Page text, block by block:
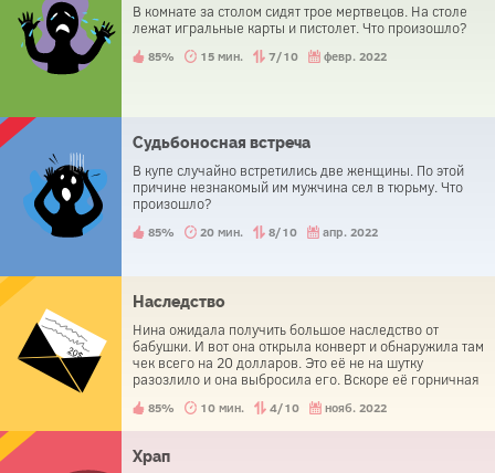
В комнате за столом сидят трое мертвецов. На столе
лежат игральные карты и пистолет. Что произошло?
85% 15 мин. 7/10 февр. 2022
Судьбоносная встреча
В купе случайно встретились две женщины. По этой
причине незнакомый им мужчина сел в тюрьму. Что
произошло?
85% 20 мин. 8/10 апр. 2022
Наследство
Нина ожидала получить большое наследство от
бабушки. И вот она открыла конверт и обнаружила там
чек всего на 20 долларов. Это её не на шутку
разозлило и она выбросила его. Вскоре её горничная
85% 10 мин. 4/10 нояб. 2022
Храп